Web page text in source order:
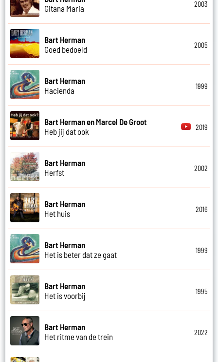
Gitana Maria
2003
Bart Herman
Goed bedoeld
2005
Bart Herman
Hacienda
1999
Bart Herman en Marcel De Groot
Heb jij dat ook
2019
Bart Herman
Herfst
2002
Bart Herman
Het huis
2016
Bart Herman
Het is beter dat ze gaat
1999
Bart Herman
Het is voorbij
1995
Bart Herman
Het ritme van de trein
2022